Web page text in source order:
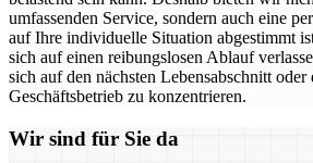
umfassenden Service, sondern auch eine
auf Ihre individuelle Situation abgestimmt
sich auf einen reibungslosen Ablauf
sich auf den nächsten Lebensabschnitt oder
Geschäftsbetrieb zu konzentrieren.
Wir sind für Sie da